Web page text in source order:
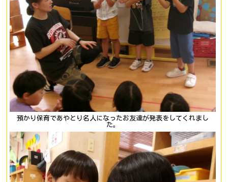
預かり保育であやとり名人になったお友達が発表をしてくれまし
た。